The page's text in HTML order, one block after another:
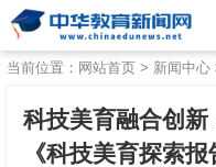
当前位置： 网站首页 > 新闻中心
科技美育融合创
《科技美育探索